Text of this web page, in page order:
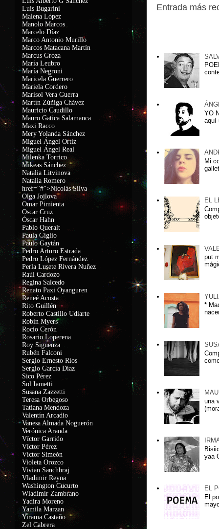
Entrada más
YO
aquí
Mi
EL
put
*
una
yaa
EL
El
Luis Bugarini
Malena López
Manolo Marcos
Marcelo Díaz
Marco Antonio Murillo
Marcos Matacana Martín
Marcus Groza
María Leubro
María Negroni
Maricela Guerrero
Mariela Cordero
Marisol Vera Guerra
Martín Zúñiga Chávez
Mauricio Caudillo
Mauro Gatica Salamanca
Maxi Racco
Mery Yolanda Sánchez
Miguel Ángel Ortiz
Miguel Ángel Real
Milenka Torrico
Mikeas Sánchez
Natalia Litvinova
Natalia Romero
href="#">Nicolás Silva
Olga Jojlova
Omar Pimienta
Oscar Cruz
Óscar Hahn
Pablo Queralt
Paula Giglio
Paulo Gaytán
Pedro Arturo Estrada
Pedro López Fernández
Perla Lusete Rivera Nuñez
Raúl Cardozo
Regina Salcedo
Renato Paxi Oyanguren
Reneé Acosta
Rito Guillén
Roberto Castillo Udiarte
Robin Myers
Rocío Cerón
Rosario Loperena
Roy Siguenza
Rubén Falconi
Sergio Ernesto Ríos
Sergio García Díaz
Sico Pérez
Sol Iametti
Susana Zazzetti
Teresa Orbegoso
Tatiana Mendoza
Valentín Arcadio
Vanesa Almada Noguerón
Verónica Aranda
Víctor Garrido
Víctor Pérez
Víctor Simeón
Violeta Orozco
Vivian Sanchbraj
Vladimir Reyna
Washington Cucurto
Wladimir Zambrano
Yadira Moreno
Yamila Marzan
Yirama Castaño
Zel Cabrera